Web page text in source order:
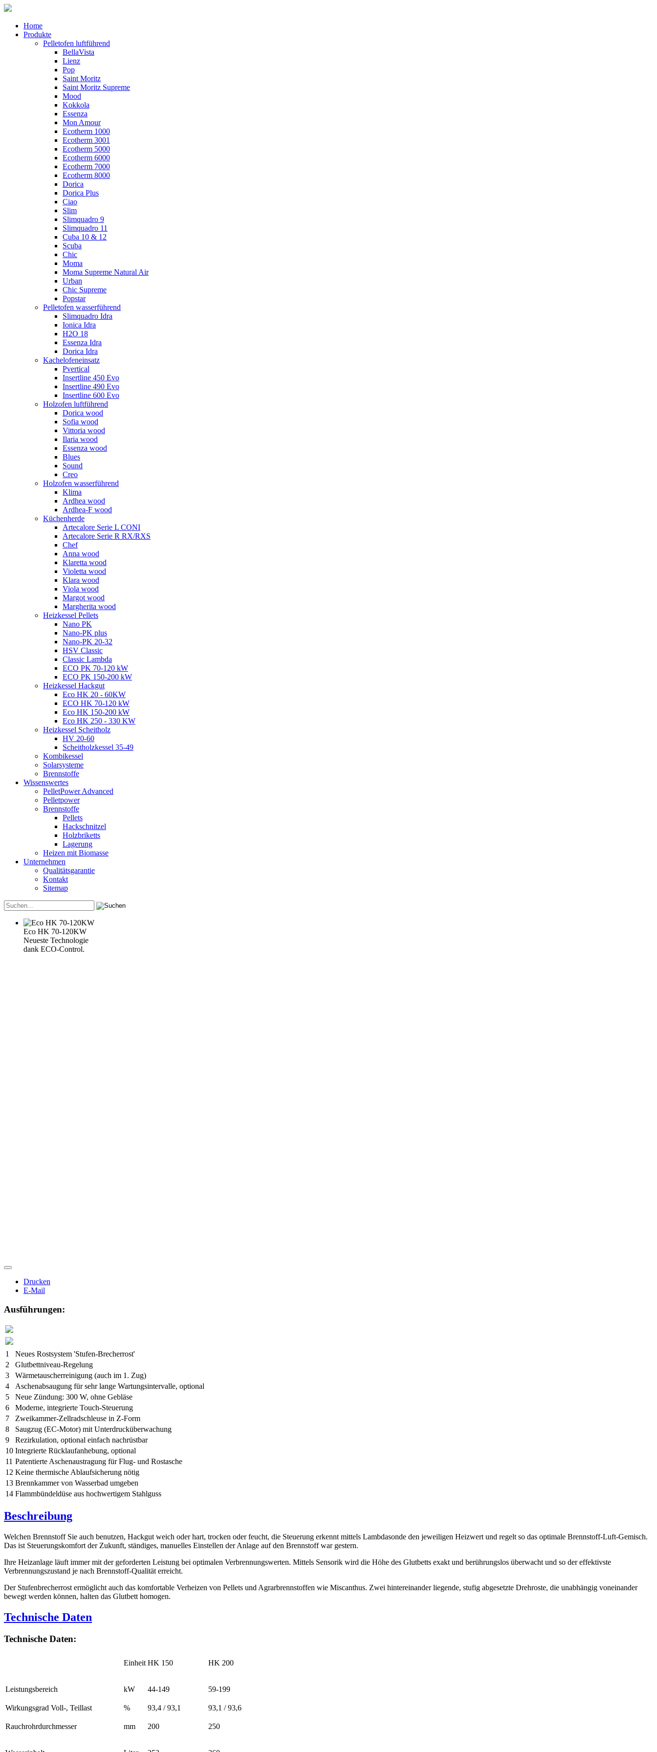
Home
Produkte
Pelletofen luftführend
BellaVista
Lienz
Pop
Saint Moritz
Saint Moritz Supreme
Mood
Kokkola
Essenza
Mon Amour
Ecotherm 1000
Ecotherm 3001
Ecotherm 5000
Ecotherm 6000
Ecotherm 7000
Ecotherm 8000
Dorica
Dorica Plus
Ciao
Slim
Slimquadro 9
Slimquadro 11
Cuba 10 & 12
Scuba
Chic
Moma
Moma Supreme Natural Air
Urban
Chic Supreme
Popstar
Pelletofen wasserführend
Slimquadro Idra
Ionica Idra
H2O 18
Essenza Idra
Dorica Idra
Kachelofeneinsatz
Pvertical
Insertline 450 Evo
Insertline 490 Evo
Insertline 600 Evo
Holzofen luftführend
Dorica wood
Sofia wood
Vittoria wood
Ilaria wood
Essenza wood
Blues
Sound
Creo
Holzofen wasserführend
Klima
Ardhea wood
Ardhea-F wood
Küchenherde
Artecalore Serie L CONI
Artecalore Serie R RX/RXS
Chef
Anna wood
Klaretta wood
Violetta wood
Klara wood
Viola wood
Margot wood
Margherita wood
Heizkessel Pellets
Nano PK
Nano-PK plus
Nano-PK 20-32
HSV Classic
Classic Lambda
ECO PK 70-120 kW
ECO PK 150-200 kW
Heizkessel Hackgut
Eco HK 20 - 60KW
ECO HK 70-120 kW
Eco HK 150-200 kW
Eco HK 250 - 330 KW
Heizkessel Scheitholz
HV 20-60
Scheitholzkessel 35-49
Kombikessel
Solarsysteme
Brennstoffe
Wissenswertes
PelletPower Advanced
Pelletpower
Brennstoffe
Pellets
Hackschnitzel
Holzbriketts
Lagerung
Heizen mit Biomasse
Unternehmen
Qualitätsgarantie
Kontakt
Sitemap
Eco HK 70-120KW
Neueste Technologie
dank ECO-Control.
Drucken
E-Mail
Ausführungen:
1
Neues Rostsystem 'Stufen-Brecherrost'
2
Glutbettniveau-Regelung
3
Wärmetauscherreinigung (auch im 1. Zug)
4
Aschenabsaugung für sehr lange Wartungsintervalle, optional
5
Neue Zündung: 300 W, ohne Gebläse
6
Moderne, integrierte Touch-Steuerung
7
Zweikammer-Zellradschleuse in Z-Form
8
Saugzug (EC-Motor) mit Unterdrucküberwachung
9
Rezirkulation, optional einfach nachrüstbar
10 Integrierte Rücklaufanhebung, optional
11 Patentierte Aschenaustragung für Flug- und Rostasche
12 Keine thermische Ablaufsicherung nötig
13 Brennkammer von Wasserbad umgeben
14 Flammbündeldüse aus hochwertigem Stahlguss
Beschreibung
Welchen Brennstoff Sie auch benutzen, Hackgut weich oder hart, trocken oder feucht, die Steuerung erkennt mittels Lambdasonde den jeweiligen Heizwert und regelt so das optimale Brennstoff-Luft-Gemisch.
Das ist Steuerungskomfort der Zukunft, ständiges, manuelles Einstellen der Anlage auf den Brennstoff war gestern.
Ihre Heizanlage läuft immer mit der geforderten Leistung bei optimalen Verbrennungswerten. Mittels Sensorik wird die Höhe des Glutbetts exakt und berührungslos überwacht und so der effektivste
Verbrennungszustand je nach Brennstoff-Qualität erreicht.
Der Stufenbrecherrost ermöglicht auch das komfortable Verheizen von Pellets und Agrarbrennstoffen wie Miscanthus. Zwei hintereinander liegende, stufig abgesetzte Drehroste, die unabhängig voneinander
bewegt werden können, halten das Glutbett homogen.
Technische Daten
Technische Daten:
Einheit HK 150 HK 200
Leistungsbereich kW 44-149 59-199
Wirkungsgrad Voll-, Teillast % 93,4 / 93,1 93,1 / 93,6
Rauchrohrdurchmesser mm 200 250